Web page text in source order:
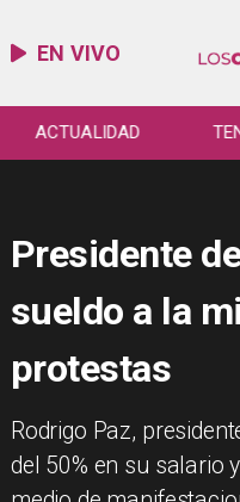
EN VIVO
ACTUALIDAD
Presidente
sueldo a la
protestas
Rodrigo Paz,
del 50% en su salario